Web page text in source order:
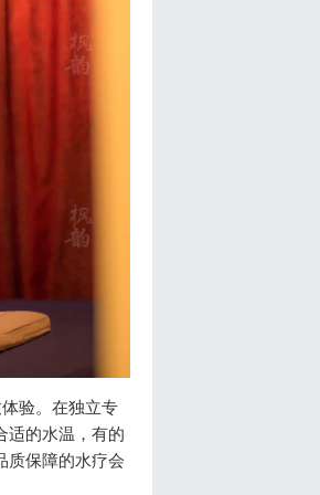
验。在独立专
适的水温，有的
质保障的水疗会